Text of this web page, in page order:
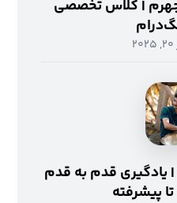
| کلاس تخصصی
یادگیری قدم به قدم
پیشرفته